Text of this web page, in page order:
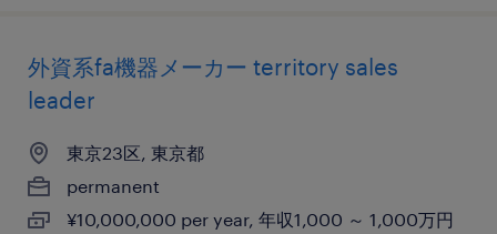
外資系fa機器メーカー territory sales
leader
東京23区, 東京都
permanent
¥10,000,000 per year, 年収1,000 ～ 1,000万円